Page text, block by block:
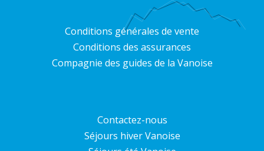
Conditions générales de vente
Conditions des assurances
Compagnie des guides de la Vanoise
Contactez-nous
Séjours hiver Vanoise